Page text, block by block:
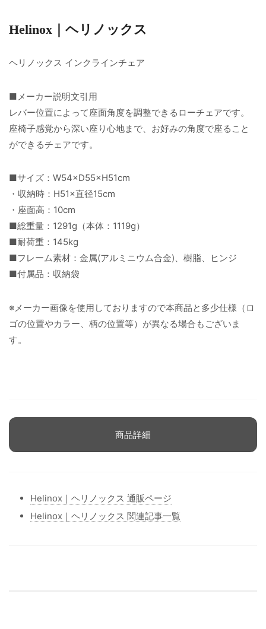
Helinox｜ヘリノックス
ヘリノックス インクラインチェア
■メーカー説明文引用
レバー位置によって座面角度を調整できるローチェアです。
座椅子感覚から深い座り心地まで、お好みの角度で座ること
ができるチェアです。
■サイズ：W54×D55×H51cm
・収納時：H51×直径15cm
・座面高：10cm
■総重量：1291g（本体：1119g）
■耐荷重：145kg
■フレーム素材：金属(アルミニウム合金)、樹脂、ヒンジ
■付属品：収納袋
※メーカー画像を使用しておりますので本商品と多少仕様（ロ
ゴの位置やカラー、柄の位置等）が異なる場合もございま
す。
商品詳細
Helinox｜ヘリノックス 通販ページ
Helinox｜ヘリノックス 関連記事一覧